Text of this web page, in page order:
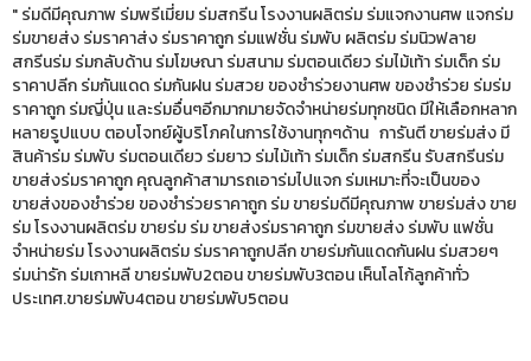
" ร่มดีมีคุณภาพ ร่มพรีเมี่ยม ร่มสกรีน โรงงานผลิตร่ม ร่มแจกงานศพ แจกร่ม
ร่มขายส่ง ร่มราคาส่ง ร่มราคาถูก ร่มแฟชั่น ร่มพับ ผลิตร่ม ร่มนิวฟลาย
สกรีนร่ม ร่มกลับด้าน ร่มโฆษณา ร่มสนาม ร่มตอนเดียว ร่มไม้เท้า ร่มเด็ก ร่ม
ราคาปลีก ร่มกันแดด ร่มกันฝน ร่มสวย ของชำร่วยงานศพ ของชำร่วย ร่มร่ม
ราคาถูก ร่มญี่ปุ่น และร่มอื่นๆอีกมากมายจัดจำหน่ายร่มทุกชนิด มีให้เลือกหลาก
หลายรูปแบบ ตอบโจทย์ผู้บริโภคในการใช้งานทุกๆด้าน การันตี ขายร่มส่ง มี
สินค้าร่ม ร่มพับ ร่มตอนเดียว ร่มยาว ร่มไม้เท้า ร่มเด็ก ร่มสกรีน รับสกรีนร่ม
ขายส่งร่มราคาถูก คุณลูกค้าสามารถเอาร่มไปแจก ร่มเหมาะที่จะเป็นของ
ขายส่งของชำร่วย ของชำร่วยราคาถูก ร่ม ขายร่มดีมีคุณภาพ ขายร่มส่ง ขาย
ร่ม โรงงานผลิตร่ม ขายร่ม ร่ม ขายส่งร่มราคาถูก ร่มขายส่ง ร่มพับ แฟชั่น
จำหน่ายร่ม โรงงานผลิตร่ม ร่มราคาถูกปลีก ขายร่มกันแดดกันฝน ร่มสวยๆ
ร่มน่ารัก ร่มเกาหลี ขายร่มพับ2ตอน ขายร่มพับ3ตอน เห็นโลโก้ลูกค้าทั่ว
ประเทศ.ขายร่มพับ4ตอน ขายร่มพับ5ตอน